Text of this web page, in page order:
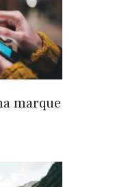
marque